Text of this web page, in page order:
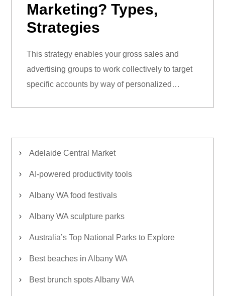
Marketing? Types,
Strategies
This strategy enables your gross sales and
advertising groups to work collectively to target
specific accounts by way of personalized…
Adelaide Central Market
AI-powered productivity tools
Albany WA food festivals
Albany WA sculpture parks
Australia’s Top National Parks to Explore
Best beaches in Albany WA
Best brunch spots Albany WA